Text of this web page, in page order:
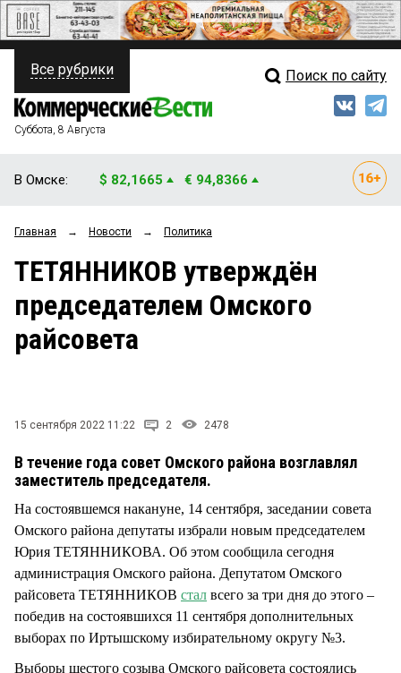
ПОЛИТИКА
ФИНАНСЫ
ОБЩЕСТВО
ЗАКОН
НОВОСТИ КОМПАНИЙ
Свежий выпуск
Рейтинги
Блоги
Все рубрики Поиск по сайту
Суббота, 8 Августа
В Омске: $ 82,1665 € 94,8366
Главная → Новости → Политика
ТЕТЯННИКОВ утверждён
председателем Омского
райсовета
15 сентября 2022 11:22 2 2478
В течение года совет Омского района возглавлял
заместитель председателя.
На состоявшемся накануне, 14 сентября, заседании совета
Омского района депутаты избрали новым председателем
Юрия ТЕТЯННИКОВА. Об этом сообщила сегодня
администрация Омского района. Депутатом Омского
райсовета ТЕТЯННИКОВ стал всего за три дня до этого –
победив на состоявшихся 11 сентября дополнительных
выборах по Иртышскому избирательному округу №3.
Выборы шестого созыва Омского райсовета состоялись